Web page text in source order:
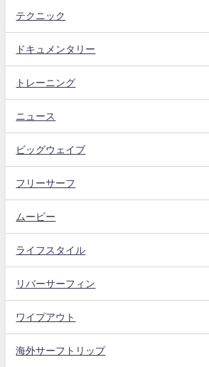
テクニック
ドキュメンタリー
トレーニング
ニュース
ビッグウェイブ
フリーサーフ
ムービー
ライフスタイル
リバーサーフィン
ワイプアウト
海外サーフトリップ